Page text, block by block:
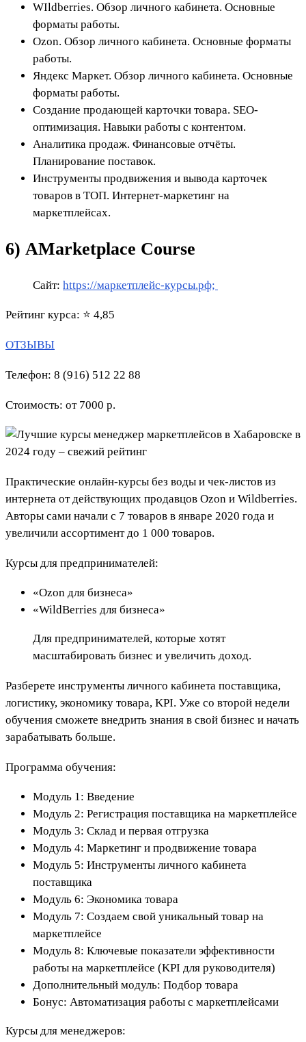
WIldberries. Обзор личного кабинета. Основные
форматы работы.
Ozon. Обзор личного кабинета. Основные форматы
работы.
Яндекс Маркет. Обзор личного кабинета. Основные
форматы работы.
Создание продающей карточки товара. SEO-
оптимизация. Навыки работы с контентом.
Аналитика продаж. Финансовые отчёты.
Планирование поставок.
Инструменты продвижения и вывода карточек
товаров в ТОП. Интернет-маркетинг на
маркетплейсах.
6) АMarketplace Course
Сайт: https://маркетплейс-курсы.рф;
Рейтинг курса: ⭐ 4,85
ОТЗЫВЫ
Телефон: 8 (916) 512 22 88
Стоимость: от 7000 р.
Практические онлайн-курсы без воды и чек-листов из
интернета от действующих продавцов Ozon и Wildberries.
Авторы сами начали с 7 товаров в январе 2020 года и
увеличили ассортимент до 1 000 товаров.
Курсы для предпринимателей:
«Ozon для бизнеса»
«WildBerries для бизнеса»
Для предпринимателей, которые хотят
масштабировать бизнес и увеличить доход.
Разберете инструменты личного кабинета поставщика,
логистику, экономику товара, KPI. Уже со второй недели
обучения сможете внедрить знания в свой бизнес и начать
зарабатывать больше.
Программа обучения:
Модуль 1: Введение
Модуль 2: Регистрация поставщика на маркетплейсе
Модуль 3: Склад и первая отгрузка
Модуль 4: Маркетинг и продвижение товара
Модуль 5: Инструменты личного кабинета
поставщика
Модуль 6: Экономика товара
Модуль 7: Создаем свой уникальный товар на
маркетплейсе
Модуль 8: Ключевые показатели эффективности
работы на маркетплейсе (KPI для руководителя)
Дополнительный модуль: Подбор товара
Бонус: Автоматизация работы с маркетплейсами
Курсы для менеджеров: